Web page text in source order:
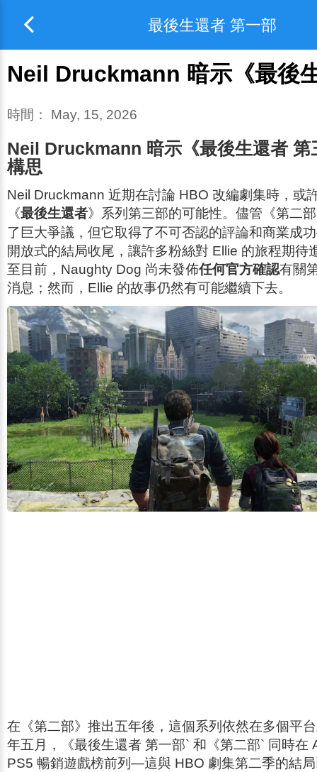
最後生還者 第一部
Neil Druckmann 暗示《最後
時間： May, 15, 2026
Neil Druckmann 暗示《最後生還者 第
構思
Neil Druckmann 近期在討論 HBO 改編劇集時，或
《最後生還者》系列第三部的可能性。儘管《第二部
了巨大爭議，但它取得了不可否認的評論和商業成
開放式的結局收尾，讓許多粉絲對 Ellie 的旅程期待
至目前，Naughty Dog 尚未發佈任何官方確認有關
消息；然而，Ellie 的故事仍然有可能繼續下去。
在《第二部》推出五年後，這個系列依然在多個平
年五月，《最後生還者 第一部` 和《第二部` 同時在
PS5 暢銷遊戲榜前列—這與 HBO 劇集第二季的結